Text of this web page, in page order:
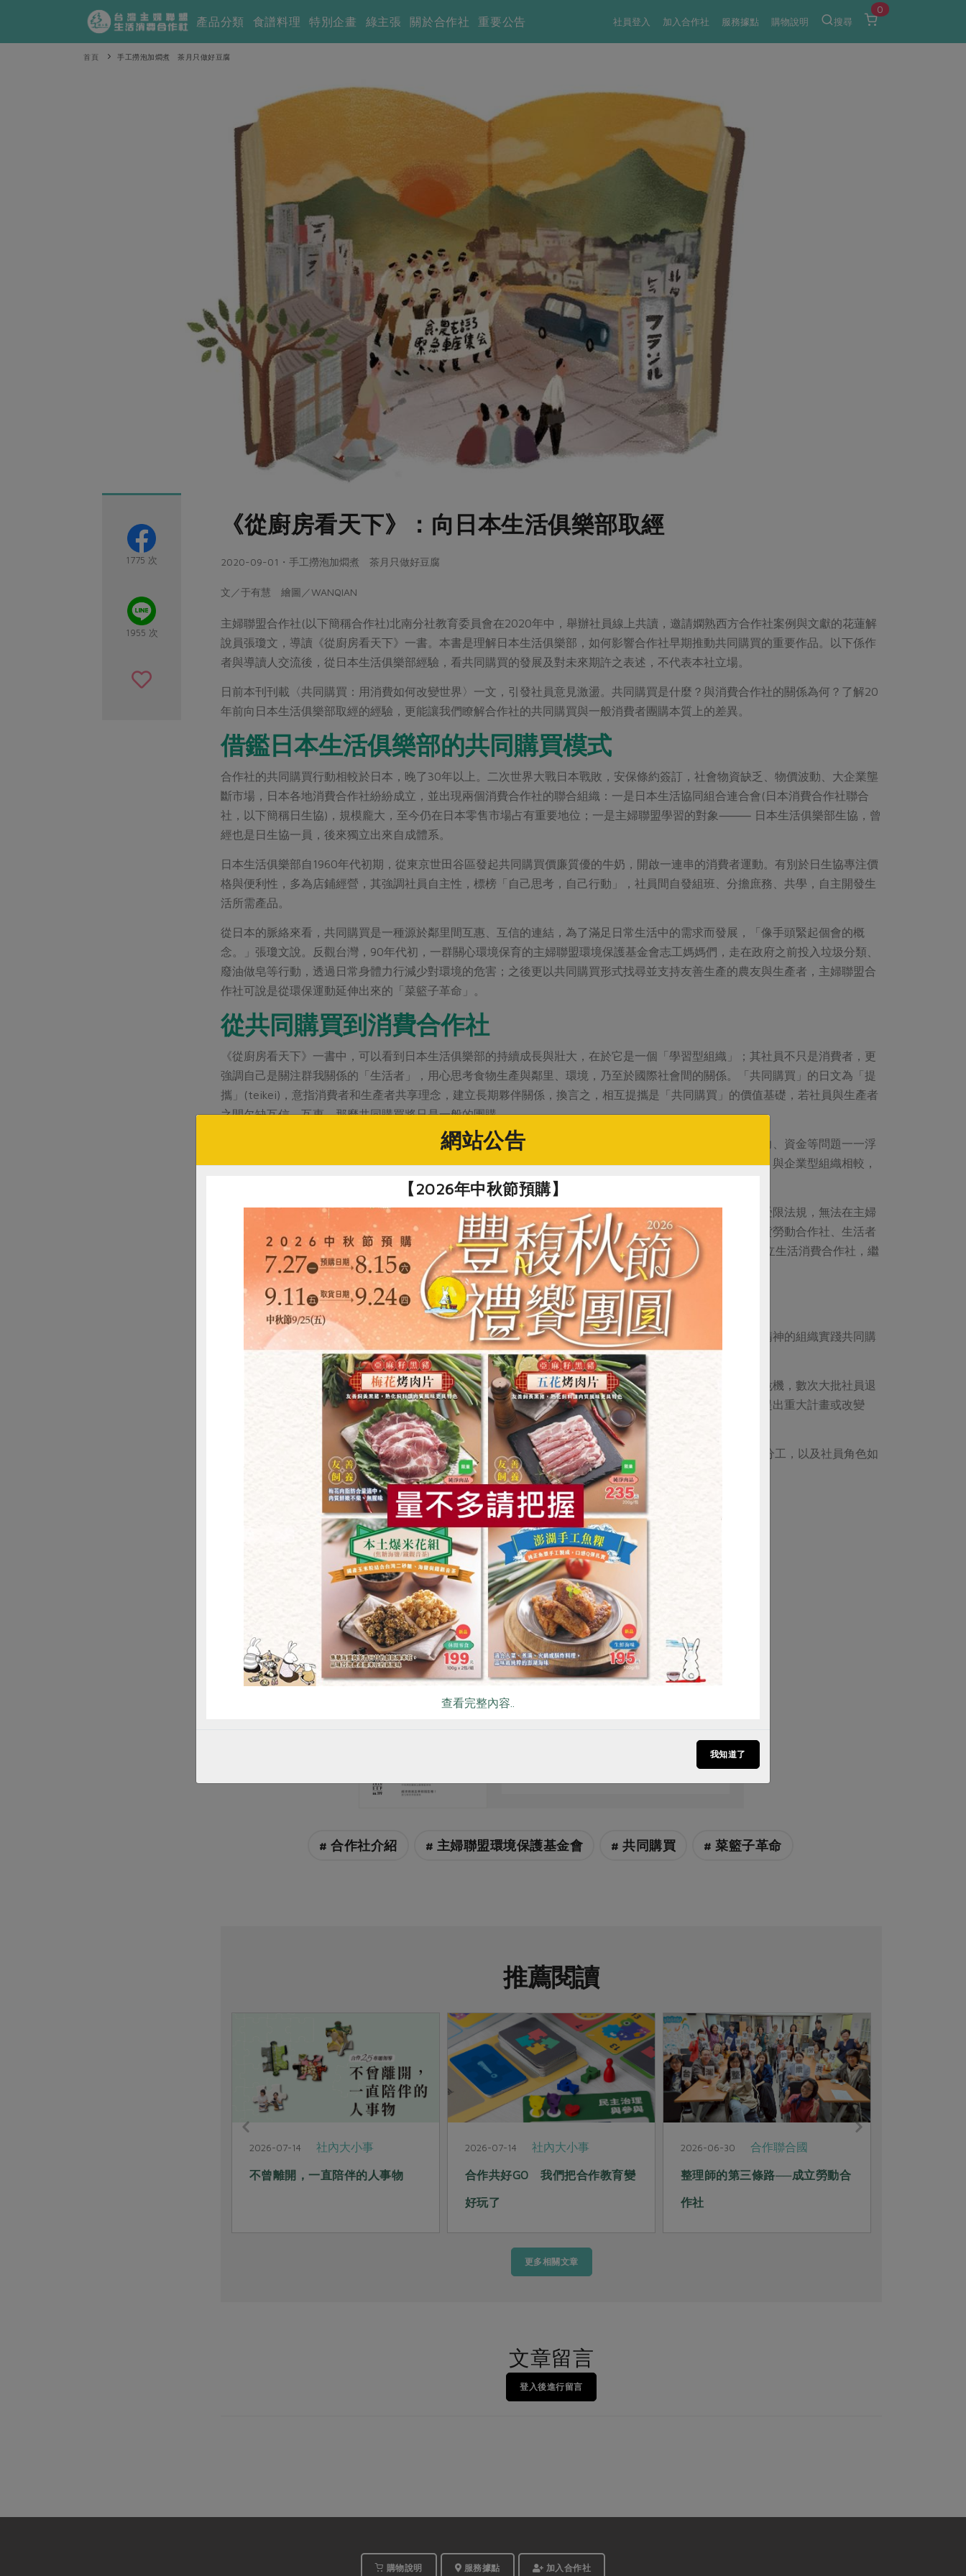
社員登入 加入合作社 服務據點 購物說明 搜尋
0
產品分類 食譜料理 特別企畫 綠主張 關於合作社 重要公告
首頁 手工撈泡加燜煮 茶月只做好豆腐
1775 次
1955 次
《從廚房看天下》：向日本生活俱樂部取經
2020-09-01・手工撈泡加燜煮 茶月只做好豆腐
文／于有慧 繪圖／WANQIAN
主婦聯盟合作社(以下簡稱合作社)北南分社教育委員會在2020年中，舉辦社員線上共讀，邀請嫻熟西方合作社案例與文獻的花蓮解
說員張瓊文，導讀《從廚房看天下》一書。本書是理解日本生活俱樂部，如何影響合作社早期推動共同購買的重要作品。以下係作
者與導讀人交流後，從日本生活俱樂部經驗，看共同購買的發展及對未來期許之表述，不代表本社立場。
日前本刊刊載〈共同購買：用消費如何改變世界〉一文，引發社員意見激盪。共同購買是什麼？與消費合作社的關係為何？了解20
年前向日本生活俱樂部取經的經驗，更能讓我們瞭解合作社的共同購買與一般消費者團購本質上的差異。
借鑑日本生活俱樂部的共同購買模式
合作社的共同購買行動相較於日本，晚了30年以上。二次世界大戰日本戰敗，安保條約簽訂，社會物資缺乏、物價波動、大企業壟
斷市場，日本各地消費合作社紛紛成立，並出現兩個消費合作社的聯合組織：一是日本生活協同組合連合會(日本消費合作社聯合
社，以下簡稱日生協)，規模龐大，至今仍在日本零售市場占有重要地位；一是主婦聯盟學習的對象⸻ 日本生活俱樂部生協，曾
經也是日生協一員，後來獨立出來自成體系。
日本生活俱樂部自1960年代初期，從東京世田谷區發起共同購買價廉質優的牛奶，開啟一連串的消費者運動。有別於日生協專注價
格與便利性，多為店鋪經營，其強調社員自主性，標榜「自己思考，自己行動」，社員間自發組班、分擔庶務、共學，自主開發生
活所需產品。
從日本的脈絡來看，共同購買是一種源於鄰里間互惠、互信的連結，為了滿足日常生活中的需求而發展，「像手頭緊起個會的概
念。」張瓊文說。反觀台灣，90年代初，一群關心環境保育的主婦聯盟環境保護基金會志工媽媽們，走在政府之前投入垃圾分類、
廢油做皂等行動，透過日常身體力行減少對環境的危害；之後更以共同購買形式找尋並支持友善生產的農友與生產者，主婦聯盟合
作社可說是從環保運動延伸出來的「菜籃子革命」。
從共同購買到消費合作社
《從廚房看天下》一書中，可以看到日本生活俱樂部的持續成長與壯大，在於它是一個「學習型組織」；其社員不只是消費者，更
強調自己是關注群我關係的「生活者」，用心思考食物生產與鄰里、環境，乃至於國際社會間的關係。「共同購買」的日文為「提
攜」(teikei)，意指消費者和生產者共享理念，建立長期夥伴關係，換言之，相互提攜是「共同購買」的價值基礎，若社員與生產者
之間欠缺互信、互惠，那麼共同購買將只是一般的團購。
但無論共同購買背後的理想多高遠，其本身就是一種經濟行為。當經濟活動達到一定規模，配送、倉儲、人力、資金等問題一一浮
現，若要繼續發展，必須組織化；消費合作社是「提高社員經濟利益與福祉、強調民主精神的非營利組織」，與企業型組織相較，
更能契合最初從鄰里互惠而建立的共同購買精神，這正是日本生活俱樂部轉型為合作社的原因。
主婦聯盟推動共同購買，與日本生活俱樂部處境相似，隨著參與擴大，也面臨組織型態選擇的問題。一開始受限法規，無法在主婦
聯盟基金會下招募會員，於是共同購買獨立出來，為推廣、配送、合法執行業務，先後成立社區合作社、理貨勞動合作社、生活者
公司，台北、台中陸續成立共同購買中心，一度是公司與合作社雙頭領導的狀態。直到2001年組織整併，成立生活消費合作社，繼
續推動共同購買，營運至今。
理想主義回歸現實營運後
當年主婦聯盟在申請成立合作社時，堅持加上「生活」二字，顯示其深受日本生活俱樂部影響，以強調民主精神的組織實踐共同購
買，社員不只是消費者，更是能自主管理、建構理想生活網絡的生活者。
然而，以此作為組織形式，社員如何共同營運？書中也提及日本生活俱樂部在自主營運過程曾經歷多次重大危機，數次大批社員退
社，如「工會事件」嚴重衝突，凸顯專職人員與社員間存在制度矛盾；「整豬採購」實驗計畫，反應當社員提出重大計畫或改變
時，該由誰來執行；「驅除洗潔劑運動」則是組織營運的路線之爭等。
對照即將邁入20週年的合作社，亦處於未來發展路線是否調整，內部社員治理系統與營運團隊如何有效協調分工，以及社員角色如
何權責相符等諸多課題。日本生活俱樂部如何一次次的蛻變？值得我們參考借鑑。（未完，下期待續）
本單元歡迎投稿，共同深化合作社的內涵與實踐。
亞細亞姐妹會推動SDG-12 用責任消費讓地球永續
手工撈泡加燜煮 茶月只做好豆腐
# 合作社介紹 # 主婦聯盟環境保護基金會 # 共同購買 # 菜籃子革命
推薦閱讀
2026-07-14 社內大小事
不曾離開，一直陪伴的人事物
2026-07-14 社內大小事
合作共好GO 我們把合作教育變
好玩了
2026-06-30 合作聯合國
整理師的第三條路──成立勞動合
作社
更多相關文章
文章留言
登入後進行留言
購物說明 服務據點 加入合作社
惜食 RPET 食譜 減硝酸鹽 雞蛋 食安 共同購買
網站公告
【2026年中秋節預購】
查看完整內容..
我知道了